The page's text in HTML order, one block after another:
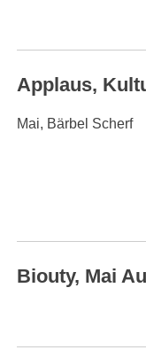
Applaus,
Mai, Bärbel Scherf
Biouty, Mai